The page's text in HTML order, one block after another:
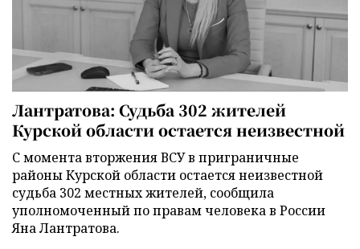
Лантратова: Судьба 302 жителей
Курской области остается неизвестной
С момента вторжения ВСУ в приграничные
районы Курской области остается неизвестной
судьба 302 местных жителей, сообщила
уполномоченный по правам человека в России
Яна Лантратова.